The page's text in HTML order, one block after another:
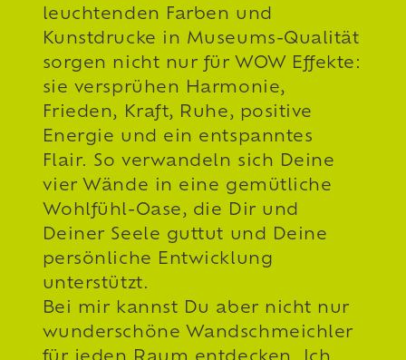
leuchtenden Farben und
Kunstdrucke in Museums-Qualität
sorgen nicht nur für WOW Effekte:
sie versprühen Harmonie,
Frieden, Kraft, Ruhe, positive
Energie und ein entspanntes
Flair. So verwandeln sich Deine
vier Wände in eine gemütliche
Wohlfühl-Oase, die Dir und
Deiner Seele guttut und Deine
persönliche Entwicklung
unterstützt.
Bei mir kannst Du aber nicht nur
wunderschöne Wandschmeichler